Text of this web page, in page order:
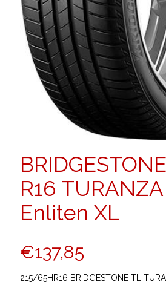
R16
Enliten XL
€137,85
215/65HR16 BRIDGESTONE TL